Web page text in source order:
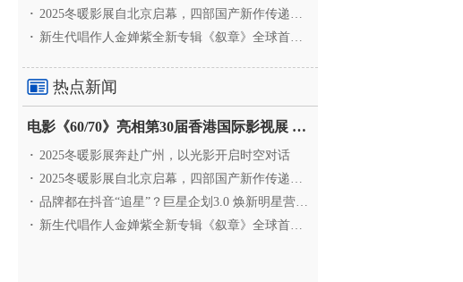
· 2025冬暖影展自北京启幕，四部国产新作传递银幕温情
· 新生代唱作人金婵紫全新专辑《叙章》全球首发，颠覆
热点新闻
电影《60/70》亮相第30届香港国际影视展 冲刺戛纳备
· 2025冬暖影展奔赴广州，以光影开启时空对话
· 2025冬暖影展自北京启幕，四部国产新作传递银幕温情
· 品牌都在抖音“追星”？巨星企划3.0 焕新明星营销，让
· 新生代唱作人金婵紫全新专辑《叙章》全球首发，颠覆